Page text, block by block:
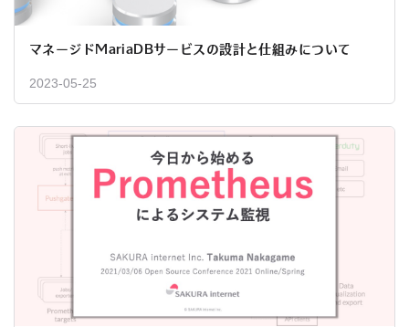
マネージドMariaDBサービスの設計と仕組みについて
2023-05-25